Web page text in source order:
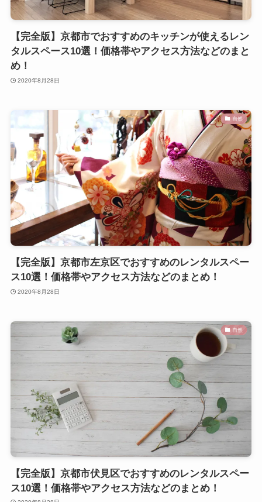
【完全版】京都市でおすすめのキッチンが使えるレン
タルスペース10選！価格帯やアクセス方法などのまと
め！
2020年8月28日
自然
【完全版】京都市左京区でおすすめのレンタルスペー
ス10選！価格帯やアクセス方法などのまとめ！
2020年8月28日
自然
【完全版】京都市伏見区でおすすめのレンタルスペー
ス10選！価格帯やアクセス方法などのまとめ！